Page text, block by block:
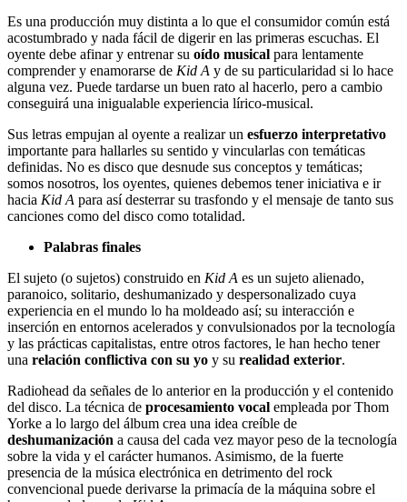
Es una producción muy distinta a lo que el consumidor común está
acostumbrado y nada fácil de digerir en las primeras escuchas. El
oyente debe afinar y entrenar su oído musical para lentamente
comprender y enamorarse de Kid A y de su particularidad si lo hace
alguna vez. Puede tardarse un buen rato al hacerlo, pero a cambio
conseguirá una inigualable experiencia lírico-musical.
Sus letras empujan al oyente a realizar un esfuerzo interpretativo
importante para hallarles su sentido y vincularlas con temáticas
definidas. No es disco que desnude sus conceptos y temáticas;
somos nosotros, los oyentes, quienes debemos tener iniciativa e ir
hacia Kid A para así desterrar su trasfondo y el mensaje de tanto sus
canciones como del disco como totalidad.
Palabras finales
El sujeto (o sujetos) construido en Kid A es un sujeto alienado,
paranoico, solitario, deshumanizado y despersonalizado cuya
experiencia en el mundo lo ha moldeado así; su interacción e
inserción en entornos acelerados y convulsionados por la tecnología
y las prácticas capitalistas, entre otros factores, le han hecho tener
una relación conflictiva con su yo y su realidad exterior.
Radiohead da señales de lo anterior en la producción y el contenido
del disco. La técnica de procesamiento vocal empleada por Thom
Yorke a lo largo del álbum crea una idea creíble de
deshumanización a causa del cada vez mayor peso de la tecnología
sobre la vida y el carácter humanos. Asimismo, de la fuerte
presencia de la música electrónica en detrimento del rock
convencional puede derivarse la primacía de la máquina sobre el